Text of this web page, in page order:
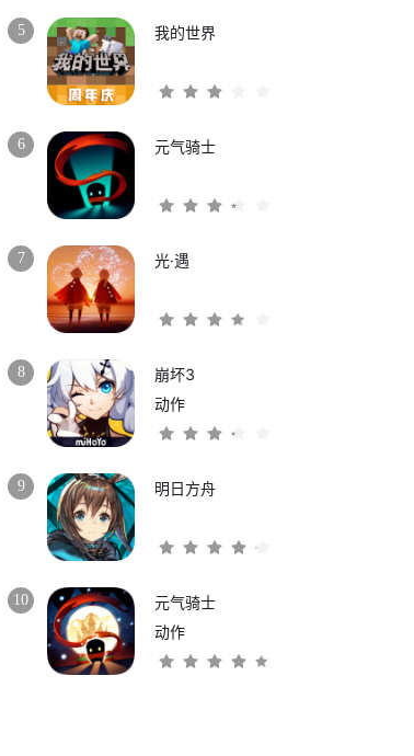
5 我的世界
6 元气骑士
7 光·遇
8
崩坏3
动作
9 明日方舟
10
元气骑士
动作